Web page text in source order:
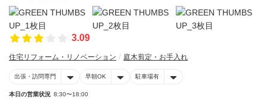
3.09
住宅リフォーム・リノベーション 庭木剪定・お手入れ
出張・訪問専門 早朝OK 駐車場有
本日の営業状況 8:30〜18:00